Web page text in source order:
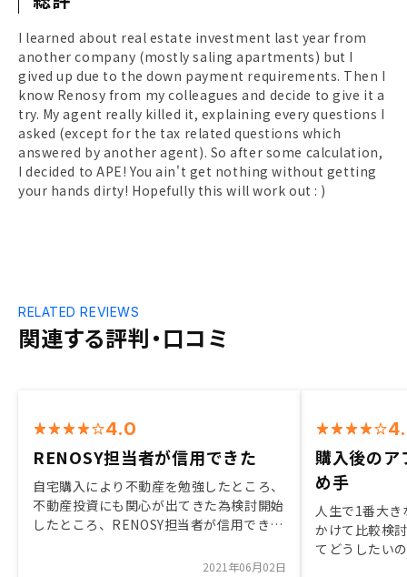
I learned about real estate investment last year from
another company (mostly saling apartments) but I
gived up due to the down payment requirements. Then I
know Renosy from my colleagues and decide to give it a
try. My agent really killed it, explaining every questions I
asked (except for the tax related questions which
answered by another agent). So after some calculation,
I decided to APE! You ain't get nothing without getting
your hands dirty! Hopefully this will work out : )
関連する評判・口コミ
RELATED REVIEWS
4.0
RENOSY担当者が信用できた
自宅購入により不動産を勉強したところ、
不動産投資にも関心が出てきた為検討開始
したところ、RENOSY担当者が信用できた
入れてもらえるとよりわかりやすくなる。
2021年06月02日
購入後のア
め手
人生で1番大
かけて比較検
てどうしたい